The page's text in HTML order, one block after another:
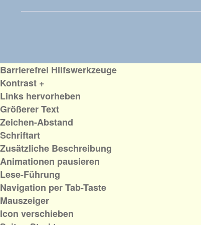
Barrierefrei Hilfswerkzeuge
Kontrast +
Links hervorheben
Größerer Text
Zeichen-Abstand
Schriftart
Zusätzliche Beschreibung
Animationen pausieren
Lese-Führung
Navigation per Tab-Taste
Mauszeiger
Icon verschieben